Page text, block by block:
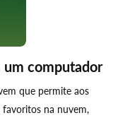
um computador
que permite aos
favoritos na nuvem,